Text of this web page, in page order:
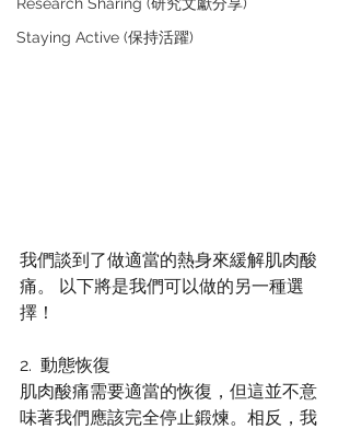
Staying Active (保持活躍)
我們談到了做適當的熱身來緩解肌肉酸
痛。 以下將是我們可以做的另一種選
擇！
2.  動態恢復
肌肉酸痛需要適當的恢復，但這並不意
味著我們應該完全停止鍛煉。相反，我